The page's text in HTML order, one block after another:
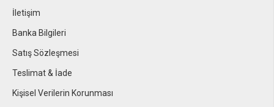
İletişim
Banka Bilgileri
Satış Sözleşmesi
Teslimat & İade
Kişisel Verilerin Korunması